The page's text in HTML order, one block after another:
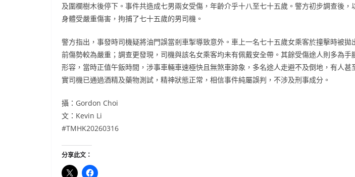
及圍欄樹木後停下。事件共造成七男兩女受傷，年齡介乎十八至七十五歲。警方初步調查後，
身體受嚴重傷害，拘捕了七十五歲的男司機。
警方指出，事發時司機疑將油門誤當剎車掣導致意外。車上一名七十五歲女乘客於撞擊時被拋
前傷勢較為嚴重；調查更發現，司機與該名女乘客均未有佩戴安全帶。其餘受傷途人則多為手
形容，當時正值午飯時間，涉事車輛車速極快且無煞車跡象，多名途人走避不及倒地，有人甚
實司機已通過酒精及藥物測試，精神狀態正常，相信事件純屬誤判，不涉及刑事成分。
攝：Gordon Choi
文：Kevin Li
#TMHK20260316
分享此文：